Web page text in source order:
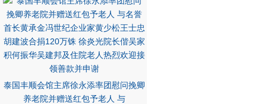
泰国丰顺会馆主席徐永添率团慰问挽卿
养老院并赠送红包予老人 与